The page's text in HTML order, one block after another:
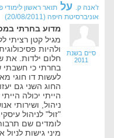
ז'אנה ק. על תואר ראשון לימודי
אוניברסיטת חיפה (20/08/2011)
סיים בשנת
2011
מדוע בחרתי
מגיל קטן רציתי
ולהיות
חלום ילדות. את
בחרתי כי חשבתי
לעשות דו חוגי
החוג השני גם
הייתי יכולה
ניהול, ושירותי
"זול" לניהול
לומדים שם תרבות
מיני גישות